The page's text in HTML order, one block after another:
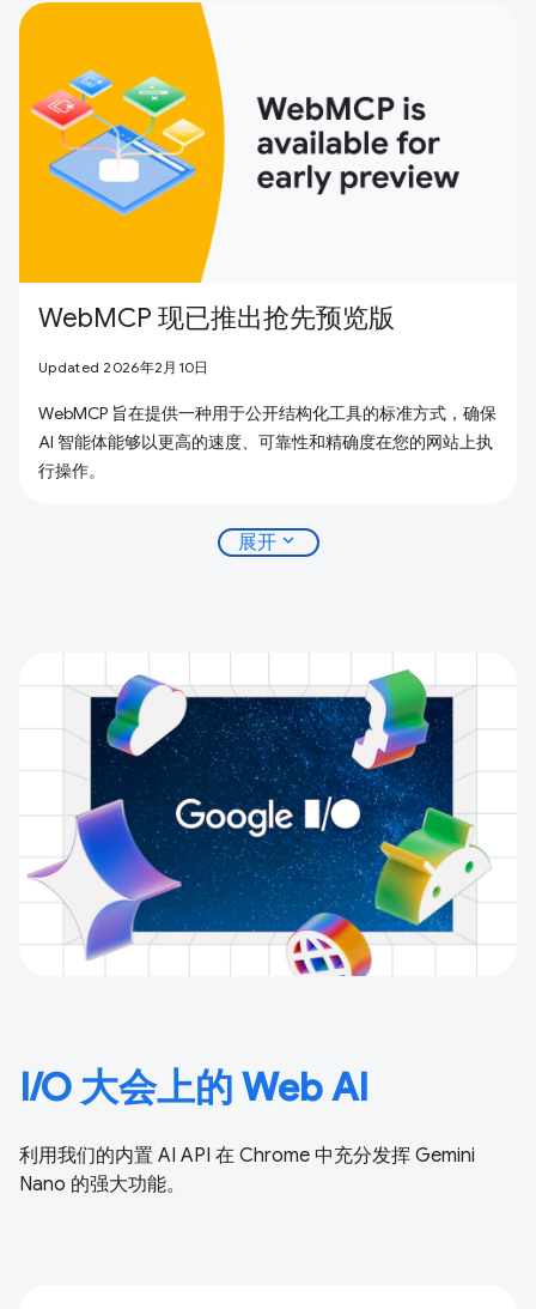
WebMCP 现已推出抢先预览版
Updated 2026年2月10日
WebMCP 旨在提供一种用于公开结构化工具的标准方式，确保
AI 智能体能够以更高的速度、可靠性和精确度在您的网站上执
行操作。
展开 expand_more
I/O 大会上的 Web AI
利用我们的内置 AI API 在 Chrome 中充分发挥 Gemini
Nano 的强大功能。